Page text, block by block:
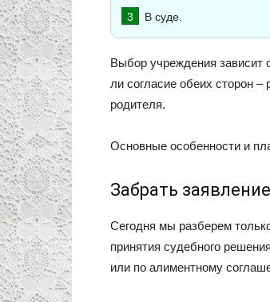
В суде.
Выбор учреждения зависит
ли согласие обеих сторон –
родителя.
Основные особенности и
Забрать
Сегодня мы разберем
принятия судебного
или по алиментному